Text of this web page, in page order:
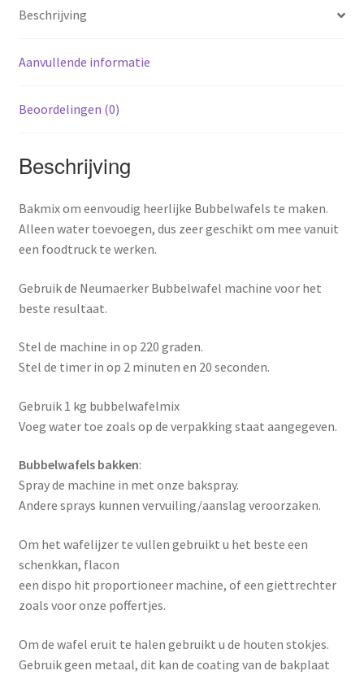
Beschrijving
Aanvullende informatie
Beoordelingen (0)
Beschrijving
Bakmix om eenvoudig heerlijke Bubbelwafels te maken.
Alleen water toevoegen, dus zeer geschikt om mee vanuit
een foodtruck te werken.
Gebruik de Neumaerker Bubbelwafel machine voor het
beste resultaat.
Stel de machine in op 220 graden.
Stel de timer in op 2 minuten en 20 seconden.
Gebruik 1 kg bubbelwafelmix
Voeg water toe zoals op de verpakking staat aangegeven.
Bubbelwafels bakken:
Spray de machine in met onze bakspray.
Andere sprays kunnen vervuiling/aanslag veroorzaken.
Om het wafelijzer te vullen gebruikt u het beste een
schenkkan, flacon
een dispo hit proportioneer machine, of een giettrechter
zoals voor onze poffertjes.
Om de wafel eruit te halen gebruikt u de houten stokjes.
Gebruik geen metaal, dit kan de coating van de bakplaat